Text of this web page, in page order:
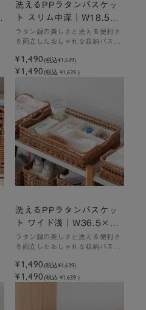
洗えるPPラタンバスケッ
ト スリム中深｜W18.5×
D26.5×H16cm
ラタン調の美しさと洗える便利さ
を両立したおしゃれな収納バスケ
¥1,490(税込¥1,639)
¥1,490(税込 ¥1,639 )
洗えるPPラタンバスケッ
ト ワイド浅｜W36.5×D2
6.5×H8cm
ラタン調の美しさと洗える便利さ
を両立したおしゃれな収納バスケ
¥1,490(税込¥1,639)
¥1,490(税込 ¥1,639 )